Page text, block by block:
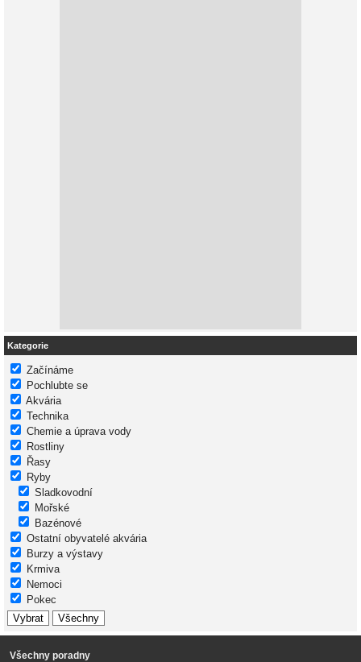
Kategorie
Začínáme
Pochlubte se
Akvária
Technika
Chemie a úprava vody
Rostliny
Řasy
Ryby
Sladkovodní
Mořské
Bazénové
Ostatní obyvatelé akvária
Burzy a výstavy
Krmiva
Nemoci
Pokec
Všechny poradny